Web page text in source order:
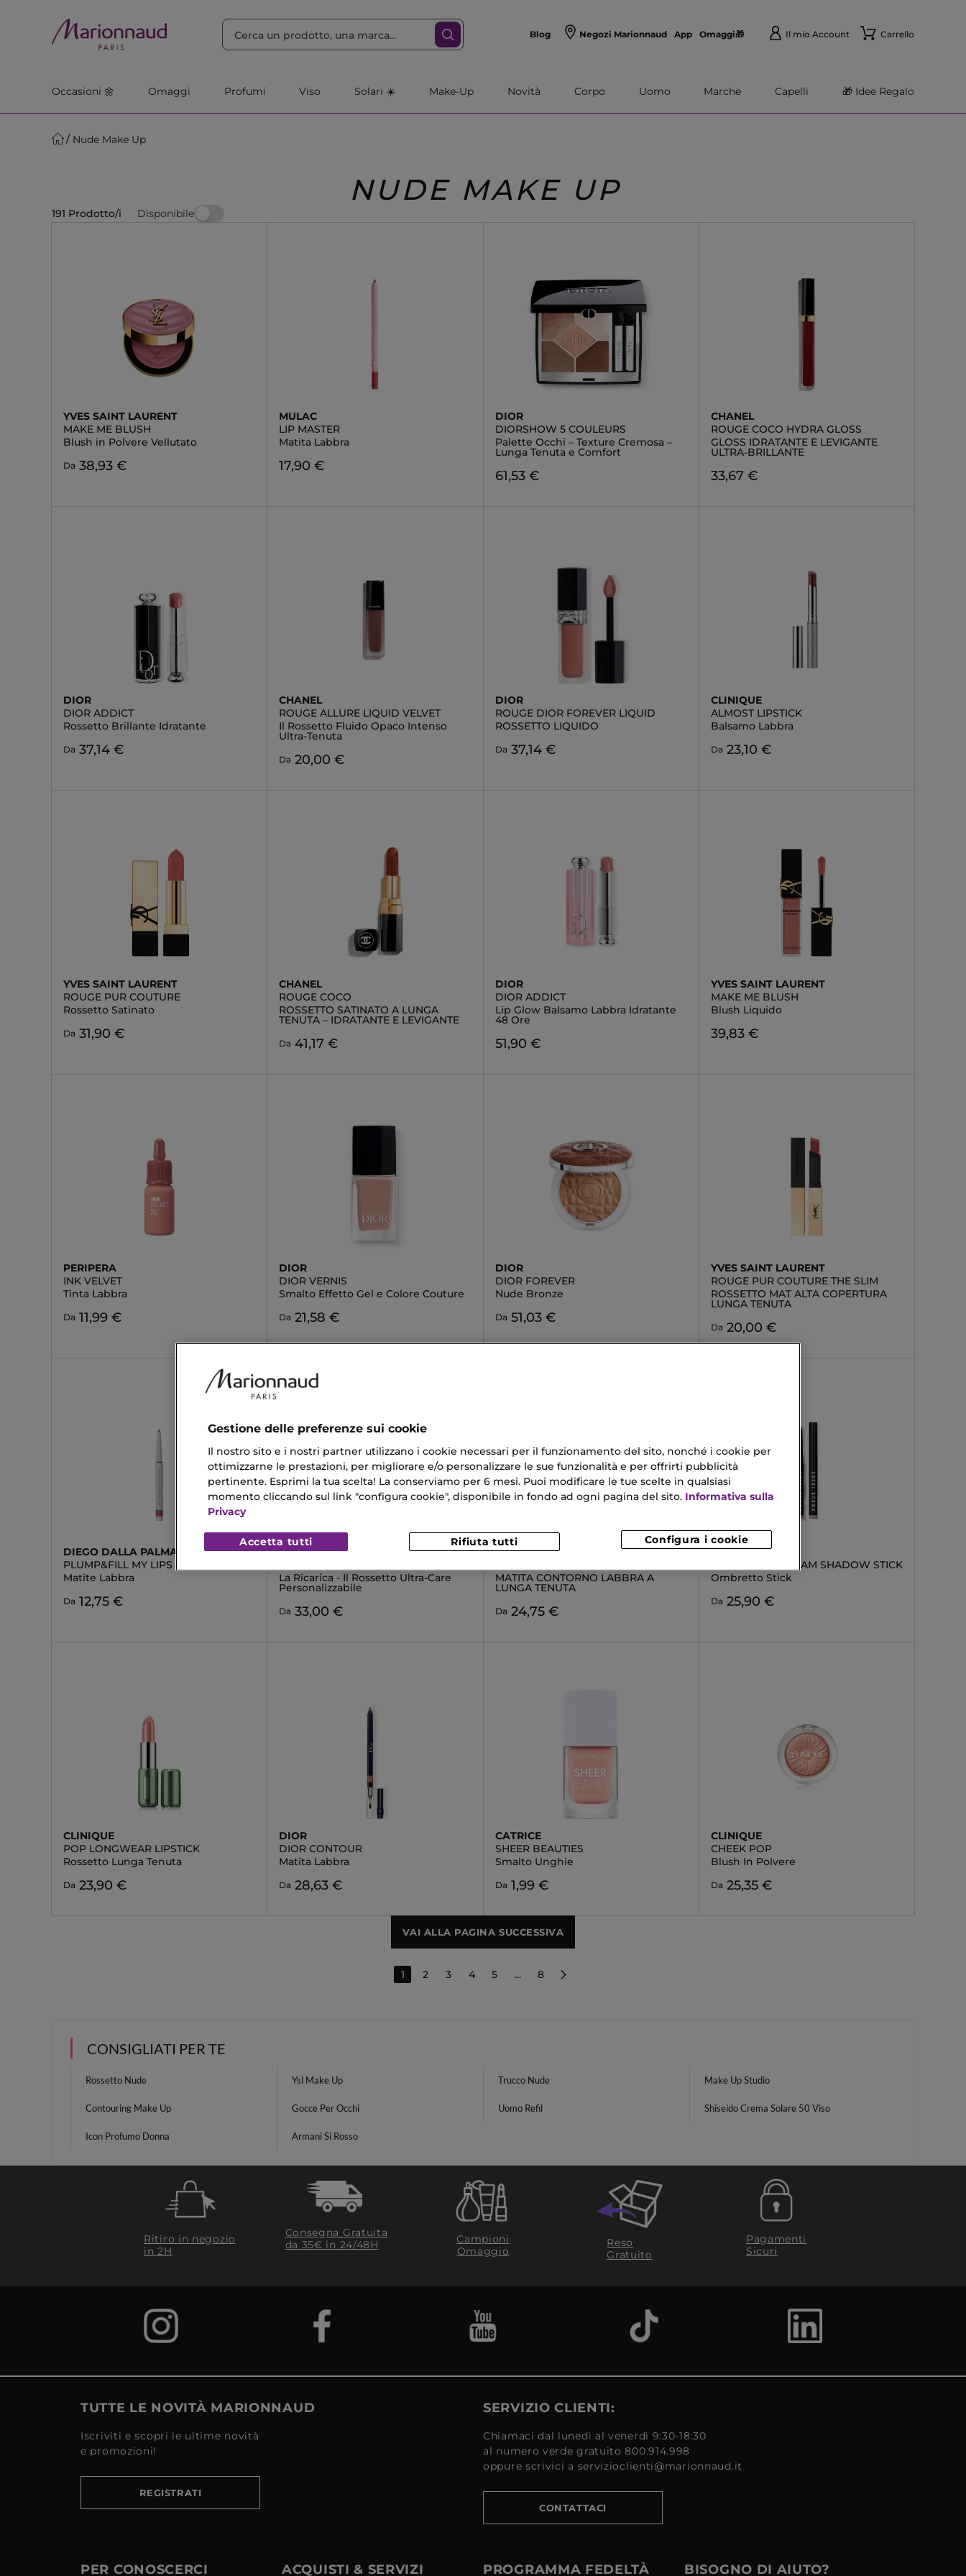
Blog Negozi Marionnaud App Omaggi🎁 Il mio Account Carrello
Occasioni 🌼 Omaggi Profumi Viso Solari ☀️ Make-Up Novità Corpo Uomo Marche Capelli 🎁 Idee Regalo
Nude Make Up
NUDE MAKE UP
191 Prodotto/i Disponibile
YVES SAINT LAURENT
MAKE ME BLUSH
Blush in Polvere Vellutato
Da 38,93 €
MULAC
LIP MASTER
Matita Labbra
17,90 €
DIOR
DIORSHOW 5 COULEURS
Palette Occhi – Texture Cremosa –
Lunga Tenuta e Comfort
61,53 €
CHANEL
ROUGE COCO HYDRA GLOSS
GLOSS IDRATANTE E LEVIGANTE
ULTRA-BRILLANTE
33,67 €
DIOR
DIOR ADDICT
Rossetto Brillante Idratante
Da 37,14 €
CHANEL
ROUGE ALLURE LIQUID VELVET
Il Rossetto Fluido Opaco Intenso
Ultra-Tenuta
Da 20,00 €
DIOR
ROUGE DIOR FOREVER LIQUID
ROSSETTO LIQUIDO
Da 37,14 €
CLINIQUE
ALMOST LIPSTICK
Balsamo Labbra
Da 23,10 €
YVES SAINT LAURENT
ROUGE PUR COUTURE
Rossetto Satinato
Da 31,90 €
CHANEL
ROUGE COCO
ROSSETTO SATINATO A LUNGA
TENUTA – IDRATANTE E LEVIGANTE
Da 41,17 €
DIOR
DIOR ADDICT
Lip Glow Balsamo Labbra Idratante
48 Ore
51,90 €
YVES SAINT LAURENT
MAKE ME BLUSH
Blush Liquido
39,83 €
PERIPERA
INK VELVET
Tinta Labbra
Da 11,99 €
DIOR
DIOR VERNIS
Smalto Effetto Gel e Colore Couture
Da 21,58 €
DIOR
DIOR FOREVER
Nude Bronze
Da 51,03 €
YVES SAINT LAURENT
ROUGE PUR COUTURE THE SLIM
ROSSETTO MAT ALTA COPERTURA
LUNGA TENUTA
Da 20,00 €
DIEGO DALLA PALMA
PLUMP&FILL MY LIPS
Matite Labbra
Da 12,75 €
GUERLAIN
La Ricarica - Il Rossetto Ultra-Care
Personalizzabile
Da 33,00 €
CHANEL
MATITA CONTORNO LABBRA A
LUNGA TENUTA
Da 24,75 €
BOBBI BROWN
LONG-WEAR CREAM SHADOW STICK
Ombretto Stick
Da 25,90 €
CLINIQUE
POP LONGWEAR LIPSTICK
Rossetto Lunga Tenuta
Da 23,90 €
DIOR
DIOR CONTOUR
Matita Labbra
Da 28,63 €
CATRICE
SHEER BEAUTIES
Smalto Unghie
Da 1,99 €
CLINIQUE
CHEEK POP
Blush In Polvere
Da 25,35 €
VAI ALLA PAGINA SUCCESSIVA
1 2 3 4 5 ... 8
CONSIGLIATI PER TE
Rossetto Nude Ysl Make Up Trucco Nude Make Up Studio
Contouring Make Up Gocce Per Occhi Uomo Refil Shiseido Crema Solare 50 Viso
Icon Profumo Donna Armani Si Rosso
Ritiro in negozio
in 2H
Consegna Gratuita
da 35€​ in 24/48H
Campioni
Omaggio
Reso
Gratuito
Pagamenti
Sicuri
TUTTE LE NOVITÀ MARIONNAUD
Iscriviti e scopri le ultime novità
e promozioni!
REGISTRATI
SERVIZIO CLIENTI:
Chiamaci dal lunedì al venerdì 9:30-18:30
al numero verde gratuito 800.914.998
oppure scrivici a servizioclienti@marionnaud.it
CONTATTACI
PER CONOSCERCI ACQUISTI & SERVIZI PROGRAMMA FEDELTÀ BISOGNO DI AIUTO?
Gestione delle preferenze sui cookie
Il nostro sito e i nostri partner utilizzano i cookie necessari per il funzionamento del sito, nonché i cookie per
ottimizzarne le prestazioni, per migliorare e/o personalizzare le sue funzionalità e per offrirti pubblicità
pertinente. Esprimi la tua scelta! La conserviamo per 6 mesi. Puoi modificare le tue scelte in qualsiasi
momento cliccando sul link "configura cookie", disponibile in fondo ad ogni pagina del sito. Informativa sulla
Privacy
Configura i cookie
Rifiuta tutti
Accetta tutti